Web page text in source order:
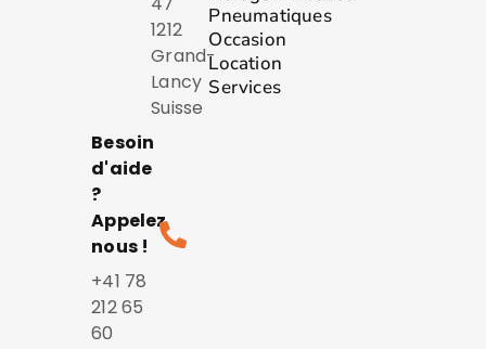
1212
Grand-
Lancy
Suisse
Besoin
d'aide
?
Appelez
nous !
+41 78
212 65
60
Pneumatiques
Occasion
Location
Services